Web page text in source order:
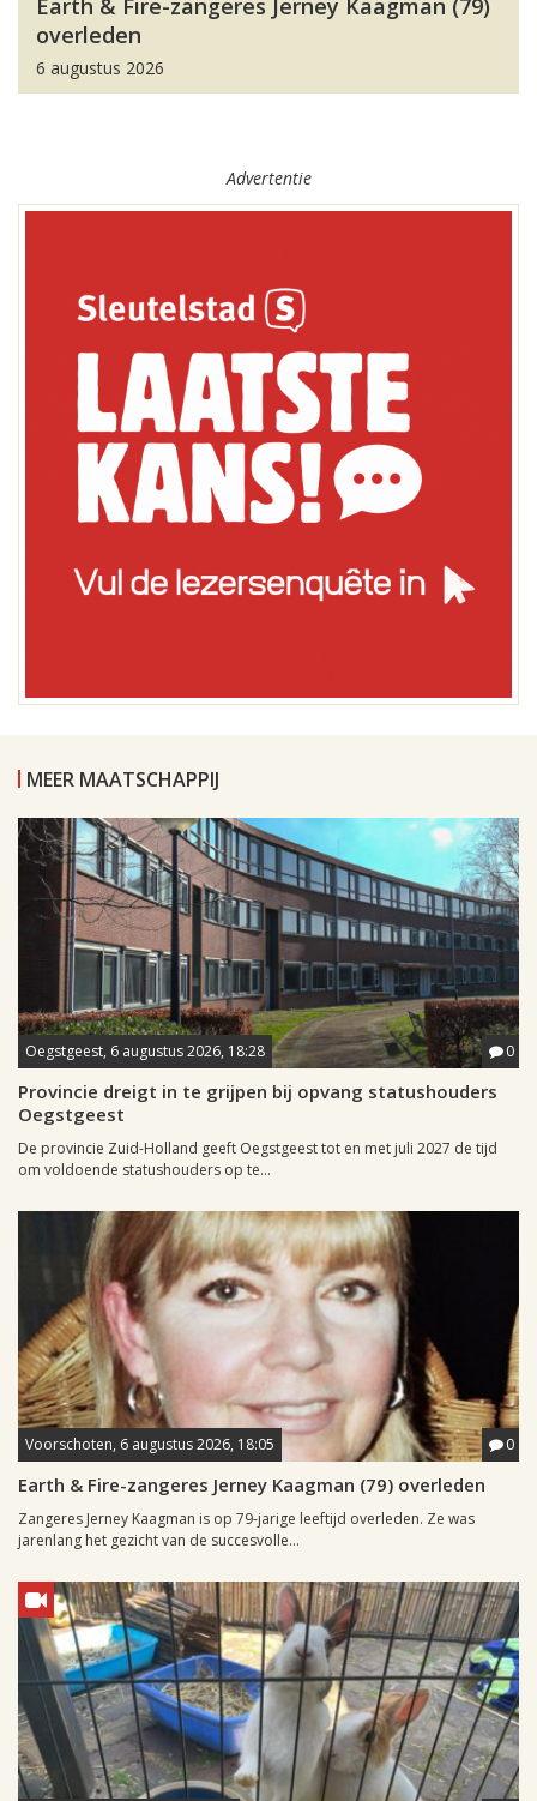
Earth & Fire-zangeres Jerney Kaagman (79)
overleden
6 augustus 2026
Advertentie
MEER MAATSCHAPPIJ
Oegstgeest, 6 augustus 2026, 18:28 0
Provincie dreigt in te grijpen bij opvang statushouders
Oegstgeest
De provincie Zuid-Holland geeft Oegstgeest tot en met juli 2027 de tijd
om voldoende statushouders op te...
Voorschoten, 6 augustus 2026, 18:05 0
Earth & Fire-zangeres Jerney Kaagman (79) overleden
Zangeres Jerney Kaagman is op 79-jarige leeftijd overleden. Ze was
jarenlang het gezicht van de succesvolle...